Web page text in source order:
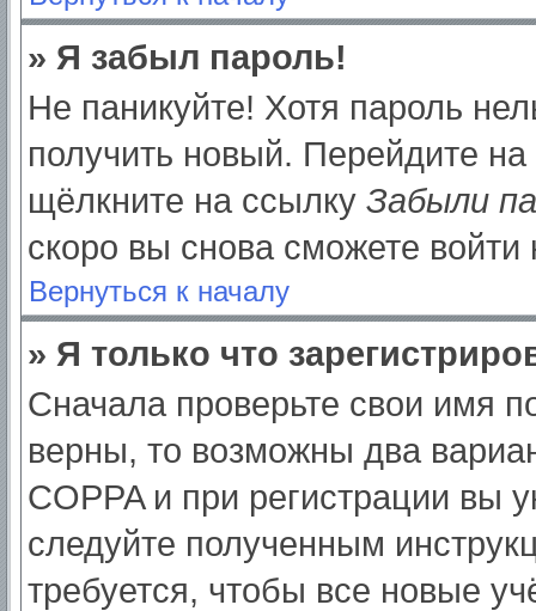
» Я забыл пароль!
Не паникуйте! Хотя пароль
получить новый. Перейдите
щёлкните на ссылку Забыли
скоро вы снова сможете
Вернуться к началу
» Я только что
Сначала проверьте свои имя
верны, то возможны два
COPPA и при регистрации вы
следуйте полученным
требуется, чтобы все новые